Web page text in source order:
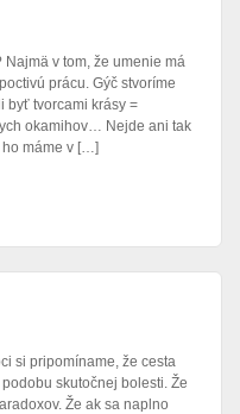
v tom, že umenie má
prácu. Gýč stvoríme
byť tvorcami krásy =
okamihov… Nejde ani tak
ho máme v […]
si pripomíname, že cesta
skutočnej bolesti. Že
Že ak sa naplno